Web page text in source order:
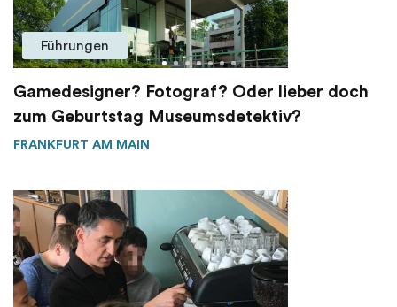
Führungen
Gamedesigner? Fotograf? Oder lieber doch
zum Geburtstag Museumsdetektiv?
FRANKFURT AM MAIN